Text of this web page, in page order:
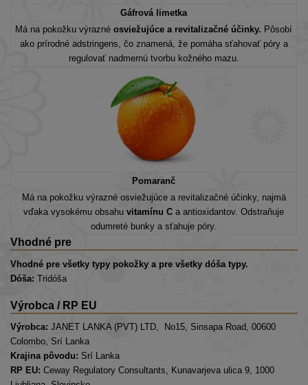
Gáfrová limetka
Má na pokožku výrazné osviežujúce a revitalizačné účinky. Pôsobí
ako prírodné adstringens, čo znamená, že pomáha sťahovať póry a
regulovať nadmernú tvorbu kožného mazu.
Pomaranč
Má na pokožku výrazné osviežujúce a revitalizačné účinky, najmä
vďaka vysokému obsahu vitamínu C a antioxidantov. Odstraňuje
odumreté bunky a sťahuje póry.
Vhodné pre
Vhodné pre všetky typy pokožky a pre všetky dóša typy.
Dóša: Tridóša
Výrobca / RP EU
Výrobca: JANET LANKA (PVT) LTD, No15, Sinsapa Road, 00600
Colombo, Srí Lanka
Krajina pôvodu: Srí Lanka
RP EU: Ceway Regulatory Consultants, Kunavarjeva ulica 9, 1000